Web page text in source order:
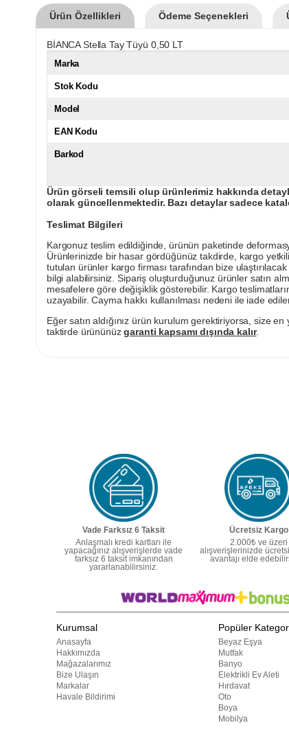
Ürün Özellikleri Ödeme Seçenekleri
BİANCA Stella Tay Tüyü 0,50 LT
Marka
Stok Kodu
Model
EAN Kodu
Barkod
Ürün görseli temsili olup ürünlerimiz hakkında
olarak güncellenmektedir. Bazı detaylar sadece
Teslimat Bilgileri
Kargonuz teslim edildiğinde, ürünün paketinde
Ürünlerinizde bir hasar gördüğünüz takdirde, kargo
tutulan ürünler kargo firması tarafından bize
bilgi alabilirsiniz. Sipariş oluşturduğunuz ürünler satın
mesafelere göre değişiklik gösterebilir. Kargo
uzayabilir. Cayma hakkı kullanılması nedeni ile iade
Eğer satın aldığınız ürün kurulum gerektiriyorsa, size
taktirde ürününüzgaranti kapsamı dışında kalır.
Vade Farksız 6 Taksit
Anlaşmalı kredi kartları ile
yapacağınız alışverişlerde vade
farksız 6 taksit imkanından
yararlanabilirsiniz.
Ücretsiz Kargo
2.000₺ ve üzeri
alışverişlerinizde
avantajı elde
Kurumsal
Anasayfa
Hakkımızda
Mağazalarımız
Bize Ulaşın
Markalar
Havale Bildirimi
Popüler
Beyaz Eşya
Mutfak
Banyo
Elektrikli Ev Aleti
Hırdavat
Oto
Boya
Mobilya